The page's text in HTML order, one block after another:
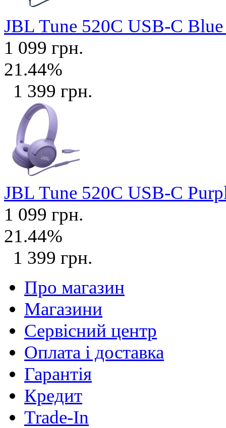
JBL Tune 520C USB-C
1 099 грн.
21.44%
1 399 грн.
JBL Tune 520C USB-C
1 099 грн.
21.44%
1 399 грн.
Про магазин
Магазини
Сервісний центр
Оплата і доставка
Гарантія
Кредит
Trade-In